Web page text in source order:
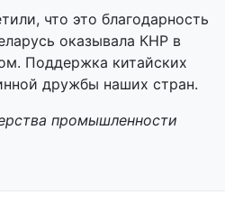
что это благодарность
оказывала КНР в
Поддержка китайских
дружбы наших стран.
промышленности